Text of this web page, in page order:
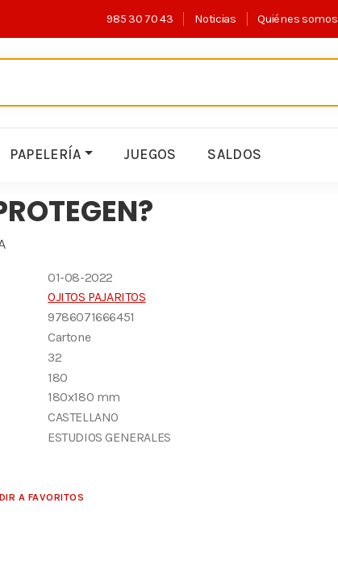
985 30 70 43 Noticias Quiénes somos
PAPELERÍA JUEGOS SALDOS
01-08-2022
OJITOS PAJARITOS
9786071666451
Cartone
32
180
180x180 mm
CASTELLANO
ESTUDIOS GENERALES
A FAVORITOS